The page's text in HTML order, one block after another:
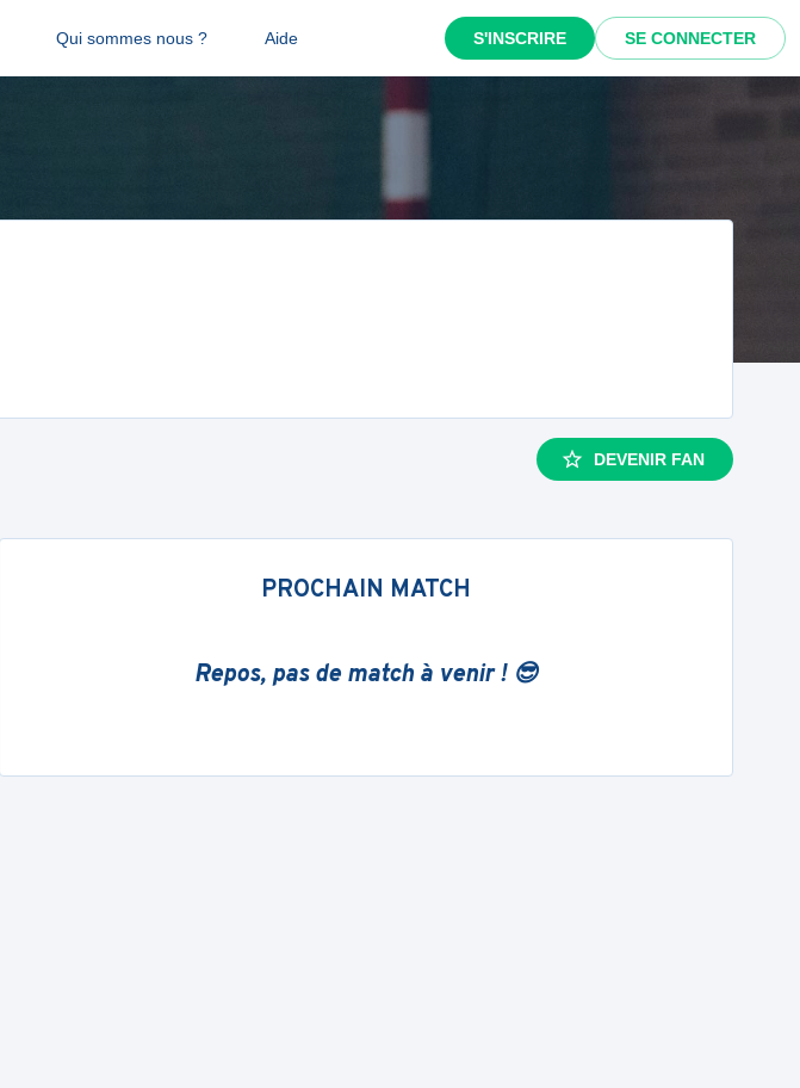
Qui sommes nous ? Aide S'INSCRIRE SE CONNECTER
DEVENIR FAN
PROCHAIN MATCH
Repos, pas de match à venir ! 😎